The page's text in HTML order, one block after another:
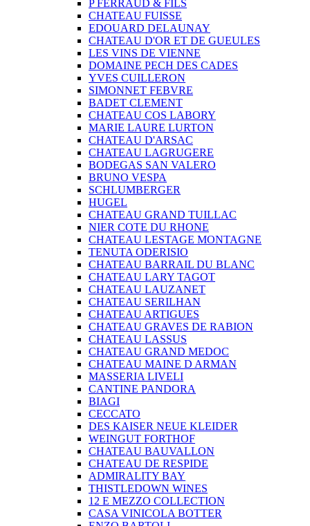
P FERRAUD & FILS
CHATEAU FUISSE
EDOUARD DELAUNAY
CHATEAU D'OR ET DE GUEULES
LES VINS DE VIENNE
DOMAINE PECH DES CADES
YVES CUILLERON
SIMONNET FEBVRE
BADET CLEMENT
CHATEAU COS LABORY
MARIE LAURE LURTON
CHATEAU D'ARSAC
CHATEAU LAGRUGERE
BODEGAS SAN VALERO
BRUNO VESPA
SCHLUMBERGER
HUGEL
CHATEAU GRAND TUILLAC
NIER COTE DU RHONE
CHATEAU LESTAGE MONTAGNE
TENUTA ODERISIO
CHATEAU BARRAIL DU BLANC
CHATEAU LARY TAGOT
CHATEAU LAUZANET
CHATEAU SERILHAN
CHATEAU ARTIGUES
CHATEAU GRAVES DE RABION
CHATEAU LASSUS
CHATEAU GRAND MEDOC
CHATEAU MAINE D ARMAN
MASSERIA LIVELI
CANTINE PANDORA
BIAGI
CECCATO
DES KAISER NEUE KLEIDER
WEINGUT FORTHOF
CHATEAU BAUVALLON
CHATEAU DE RESPIDE
ADMIRALITY BAY
THISTLEDOWN WINES
12 E MEZZO COLLECTION
CASA VINICOLA BOTTER